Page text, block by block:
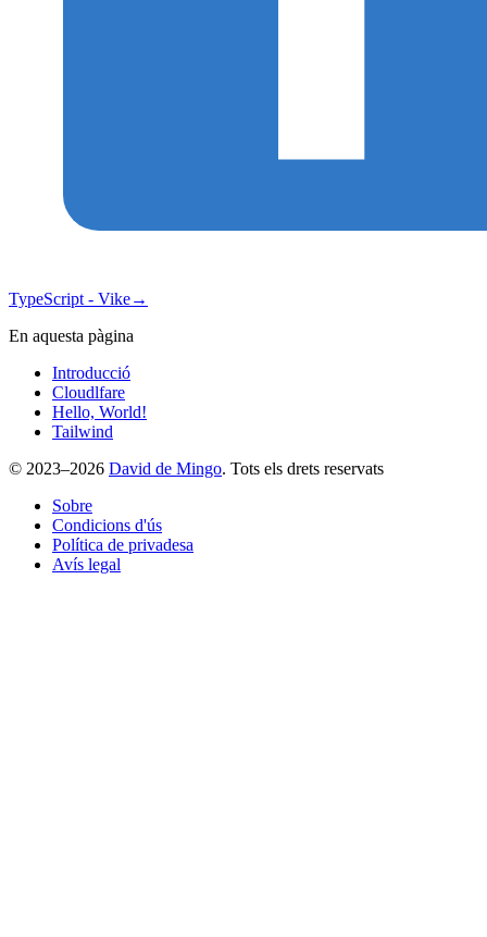
TypeScript - Vike→
En aquesta pàgina
Introducció
Cloudlfare
Hello, World!
Tailwind
© 2023–2026 David de Mingo. Tots els drets reservats
Sobre
Condicions d'ús
Política de privadesa
Avís legal